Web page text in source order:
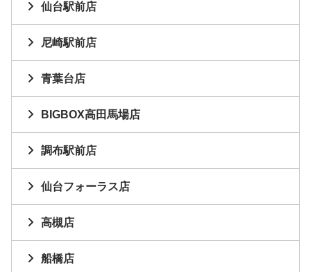
仙台駅前店
尼崎駅前店
青葉台店
BIGBOX高田馬場店
調布駅前店
仙台フォーラス店
高槻店
船橋店